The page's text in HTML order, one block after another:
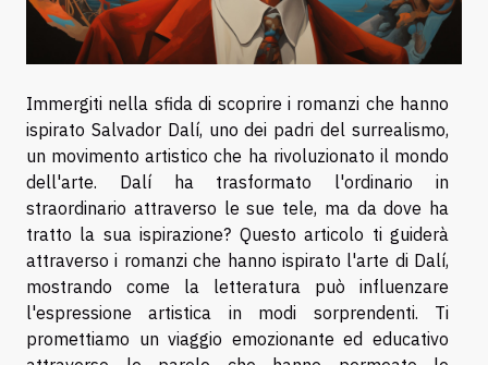
Immergiti nella sfida di scoprire i romanzi che hanno
ispirato Salvador Dalí, uno dei padri del surrealismo,
un movimento artistico che ha rivoluzionato il mondo
dell'arte. Dalí ha trasformato l'ordinario in
straordinario attraverso le sue tele, ma da dove ha
tratto la sua ispirazione? Questo articolo ti guiderà
attraverso i romanzi che hanno ispirato l'arte di Dalí,
mostrando come la letteratura può influenzare
l'espressione artistica in modi sorprendenti. Ti
promettiamo un viaggio emozionante ed educativo